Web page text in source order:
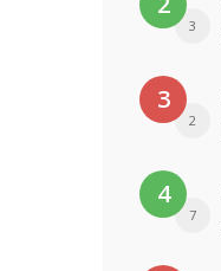
3
3
2
4
7